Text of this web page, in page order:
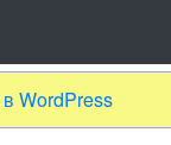
WordPress